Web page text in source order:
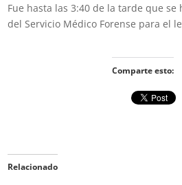
Fue hasta las 3:40 de la tarde que
del Servicio Médico Forense para el
Comparte esto:
Relacionado